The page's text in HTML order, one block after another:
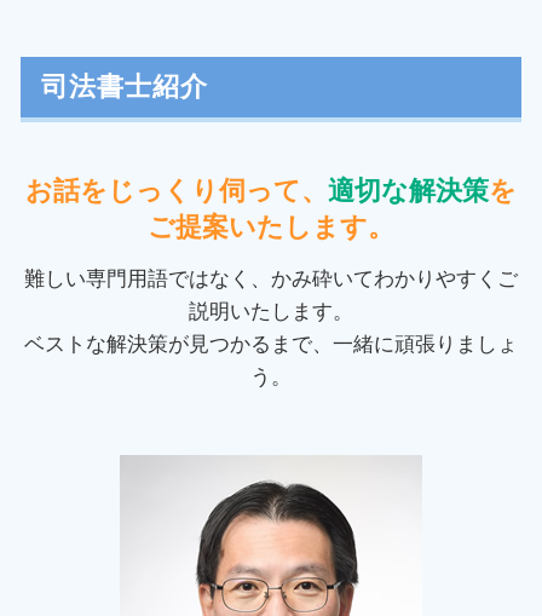
個人再生 官報
過払い金 ローン
任意整理 和解後 借り入れ
個人再生 最低弁済額
過払い金 手数料
情報商材 クーリングオフ
クーリングオフ 条件
不正 請求
クーリングオフ制度 対象
クーリングオフ クレジット会社
クーリングオフ 内容証明
マルチ商法 勧誘
強制執行 差し押さえ
家賃滞納 裁判
債権回収 会社
お金を貸した 返ってこない
賃金 未払い
養育費 強制執行 流れ
消費者被害 日野市 相談
過払い金 府中市 相談
消費者被害 東京都 司法書士
消費者被害 神奈川県 司法書士
債務整理 東京都 相談
債務整理 府中市 司法書士
任意整理 神奈川県 司法書士
任意整理 千葉県 相談
自己破産 日野市 相談
過払い金 東京都 司法書士
民事再生 埼玉県 相談
司法書士紹介
お話をじっくり伺って、 適切な解決策を
ご提案いたします。
難しい専門用語ではなく、かみ砕いてわかりやすくご
説明いたします。
ベストな解決策が見つかるまで、一緒に頑張りましょ
う。